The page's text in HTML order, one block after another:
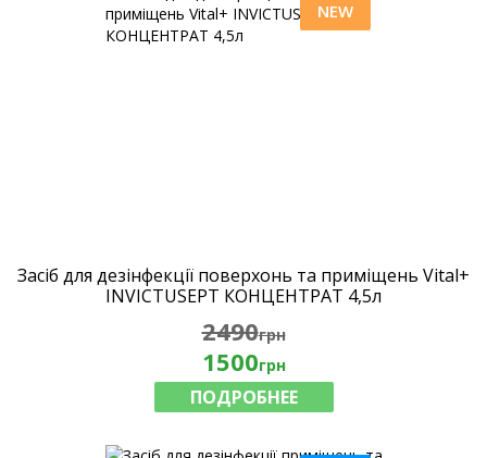
NEW
Засіб для дезінфекції поверхонь та приміщень Vital+
INVICTUSEPT КОНЦЕНТРАТ 4,5л
2490грн
1500грн
ПОДРОБНЕЕ